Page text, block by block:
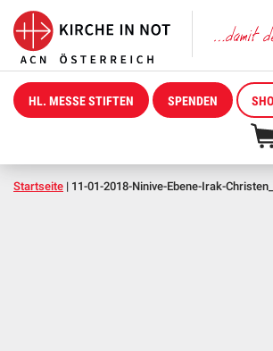
HL. MESSE STIFTEN SPENDEN
Startseite | 11-01-2018-Ninive-Ebene-Irak-